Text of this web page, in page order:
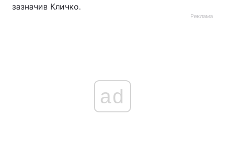
зазначив Кличко.
Реклама
ad